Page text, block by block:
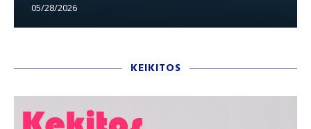
05/28/2026
KEIKITOS